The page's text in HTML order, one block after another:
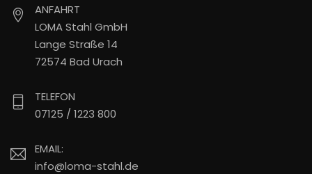
ANFAHRT
LOMA Stahl GmbH
Lange Straße 14
72574 Bad Urach
TELEFON
07125 / 1223 800
EMAIL:
info@loma-stahl.de